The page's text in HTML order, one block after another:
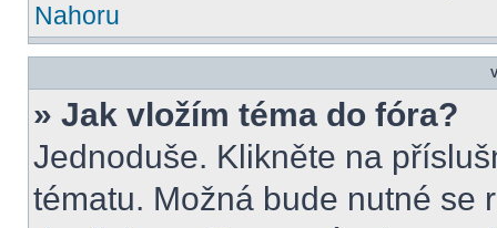
Nahoru
» Jak vložím téma do fóra?
Jednoduše. Klikněte na
tématu. Možná bude nutné se